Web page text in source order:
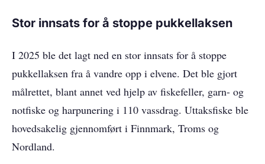
Stor innsats for å stoppe pukkellaksen
I 2025 ble det lagt ned en stor innsats for å stoppe
pukkellaksen fra å vandre opp i elvene. Det ble gjort
målrettet, blant annet ved hjelp av fiskefeller, garn- og
notfiske og harpunering i 110 vassdrag. Uttaksfiske ble
hovedsakelig gjennomført i Finnmark, Troms og
Nordland.